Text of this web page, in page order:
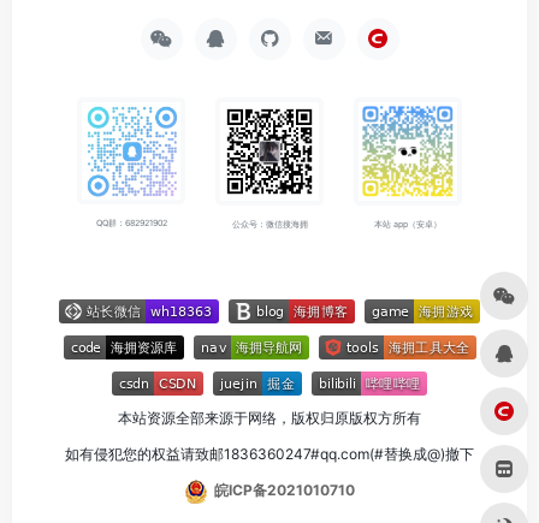
QQ群：682921902 公众号：微信搜海拥 本站 app（安卓）
本站资源全部来源于网络，版权归原版权方所有
如有侵犯您的权益请致邮1836360247#qq.com(#替换成@)撤下
皖ICP备2021010710